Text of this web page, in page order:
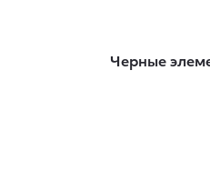
Черные